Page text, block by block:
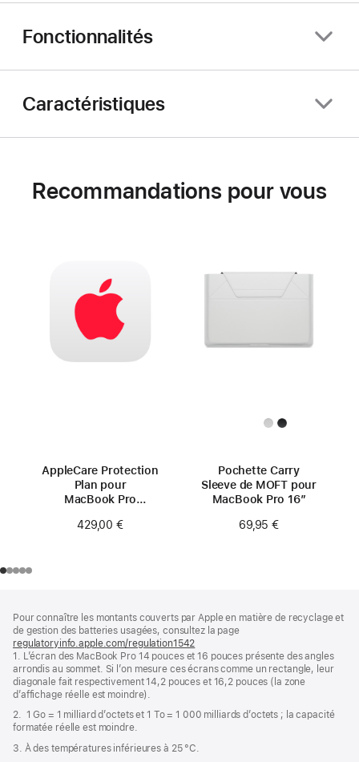
Fonctionnalités
Caractéristiques
Recommandations pour vous
AppleCare Protection
Plan pour
MacBook Pro
(M4 Pro/M4 Max)
429,00 €
Pochette Carry
Sleeve de MOFT pour
MacBook Pro 16″
69,95 €
de
page
de
bas
de
page
Pour connaître les montants couverts par Apple en matière de recyclage et
de gestion des batteries usagées, consultez la page
regulatoryinfo.apple.com/regulation1542
dans
une
nouvelle
1. L’écran des MacBook Pro 14 pouces et 16 pouces présente des angles
arrondis au sommet. Si l’on mesure ces écrans comme un rectangle, leur
diagonale fait respectivement 14,2 pouces et 16,2 pouces (la zone
d’affichage réelle est moindre).
2. 1 Go = 1 milliard d’octets et 1 To = 1 000 milliards d’octets ; la capacité
formatée réelle est moindre.
3. À des températures inférieures à 25 °C.